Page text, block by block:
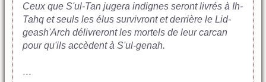
Ceux que S'ul-Tan jugera indignes seront livrés à Ih-
Tahq et seuls les élus survivront et derrière le Lid-
geash'Arch délivreront les mortels de leur carcan
pour qu'ils accèdent à S'ul-genah.
…